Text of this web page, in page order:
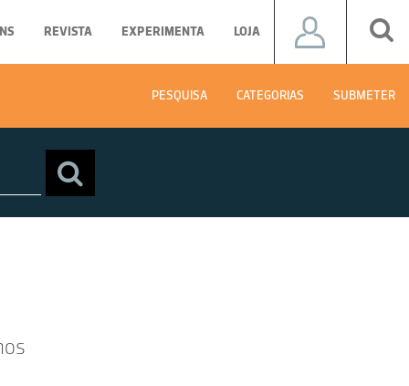
REVISTA EXPERIMENTA LOJA
PESQUISA CATEGORIAS SUBMETER